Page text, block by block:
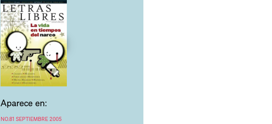
Aparece en:
NO.81 SEPTIEMBRE 2005